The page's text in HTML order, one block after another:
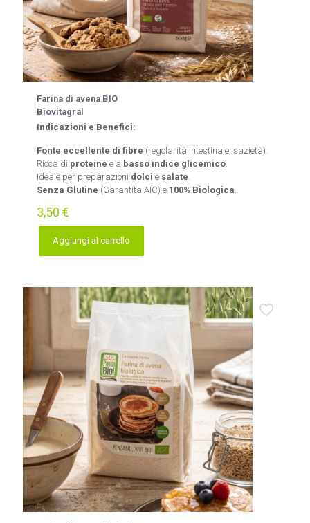
Farina di avena BIO
Biovitagral
Indicazioni e Benefici:
Fonte eccellente di fibre (regolarità intestinale, sazietà).
Ricca di proteine e a basso indice glicemico.
Ideale per preparazioni dolci e salate.
Senza Glutine (Garantita AIC) e 100% Biologica.
3,50 €
Aggiungi al carrello